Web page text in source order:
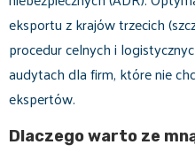
eksportu z krajów trzecich
procedur celnych i
audytach dla firm, które nie
ekspertów.
Dlaczego warto ze